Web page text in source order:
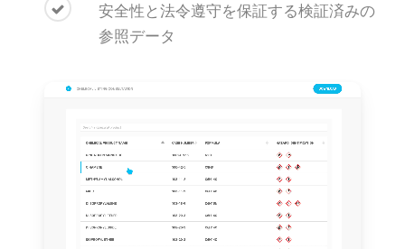
安全性と法令遵守を保証する検証済みの
参照データ